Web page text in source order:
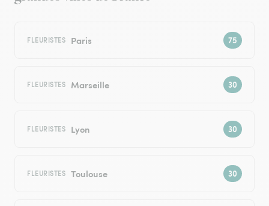
FLEURISTES Paris
FLEURISTES Marseille
FLEURISTES Lyon
FLEURISTES Toulouse